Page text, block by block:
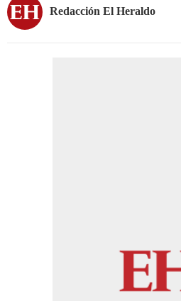
Redacción El Heraldo